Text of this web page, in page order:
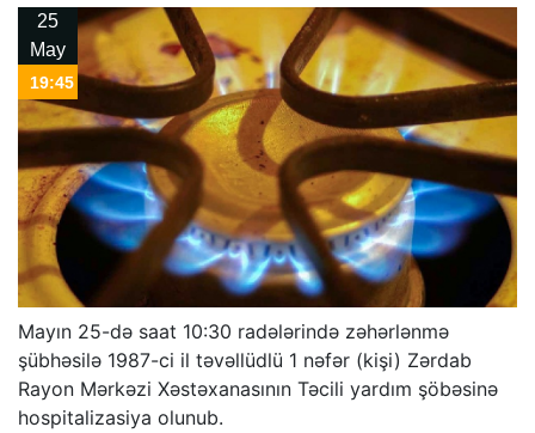
25
May
19:45
Mayın 25-də saat 10:30 radələrində zəhərlənmə
şübhəsilə 1987-ci il təvəllüdlü 1 nəfər (kişi) Zərdab
Rayon Mərkəzi Xəstəxanasının Təcili yardım şöbəsinə
hospitalizasiya olunub.